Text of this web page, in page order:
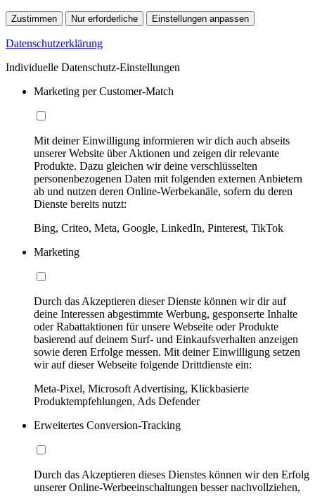
Zustimmen Nur erforderliche Einstellungen anpassen
Datenschutzerklärung
Individuelle Datenschutz-Einstellungen
Marketing per Customer-Match
Mit deiner Einwilligung informieren wir dich auch abseits
unserer Website über Aktionen und zeigen dir relevante
Produkte. Dazu gleichen wir deine verschlüsselten
personenbezogenen Daten mit folgenden externen Anbietern
ab und nutzen deren Online-Werbekanäle, sofern du deren
Dienste bereits nutzt:
Bing, Criteo, Meta, Google, LinkedIn, Pinterest, TikTok
Marketing
Durch das Akzeptieren dieser Dienste können wir dir auf
deine Interessen abgestimmte Werbung, gesponserte Inhalte
oder Rabattaktionen für unsere Webseite oder Produkte
basierend auf deinem Surf- und Einkaufsverhalten anzeigen
sowie deren Erfolge messen. Mit deiner Einwilligung setzen
wir auf dieser Webseite folgende Drittdienste ein:
Meta-Pixel, Microsoft Advertising, Klickbasierte
Produktempfehlungen, Ads Defender
Erweitertes Conversion-Tracking
Durch das Akzeptieren dieses Dienstes können wir den Erfolg
unserer Online-Werbeeinschaltungen besser nachvollziehen,